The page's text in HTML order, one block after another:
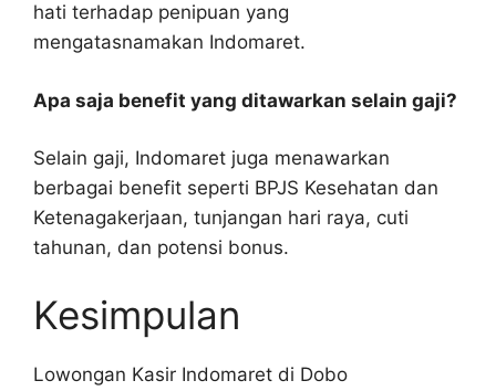
hati terhadap penipuan yang
mengatasnamakan Indomaret.
Apa saja benefit yang ditawarkan selain gaji?
Selain gaji, Indomaret juga menawarkan
berbagai benefit seperti BPJS Kesehatan dan
Ketenagakerjaan, tunjangan hari raya, cuti
tahunan, dan potensi bonus.
Kesimpulan
Lowongan Kasir Indomaret di Dobo